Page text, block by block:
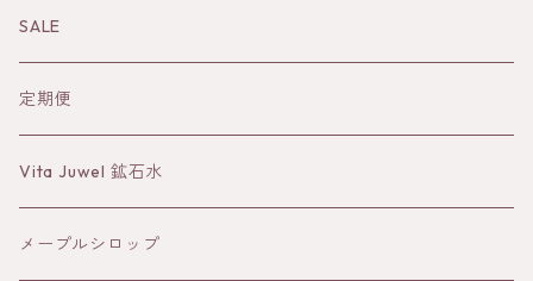
水
Sun&Earth 日焼けどめ
蒸留水
バーム
クレイ
SALE
定期便
Vita Juwel 鉱石水
メープルシロップ